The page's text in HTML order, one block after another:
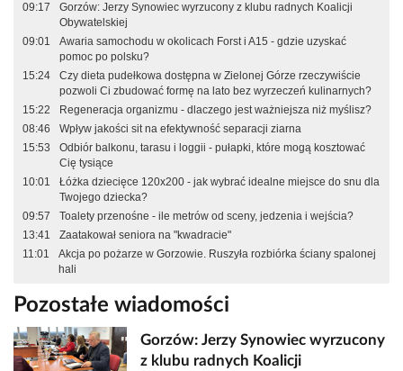
09:17
Gorzów: Jerzy Synowiec wyrzucony z klubu radnych Koalicji
Obywatelskiej
09:01
Awaria samochodu w okolicach Forst i A15 - gdzie uzyskać
pomoc po polsku?
15:24
Czy dieta pudełkowa dostępna w Zielonej Górze rzeczywiście
pozwoli Ci zbudować formę na lato bez wyrzeczeń kulinarnych?
15:22
Regeneracja organizmu - dlaczego jest ważniejsza niż myślisz?
08:46
Wpływ jakości sit na efektywność separacji ziarna
15:53
Odbiór balkonu, tarasu i loggii - pułapki, które mogą kosztować
Cię tysiące
10:01
Łóżka dziecięce 120x200 - jak wybrać idealne miejsce do snu dla
Twojego dziecka?
09:57
Toalety przenośne - ile metrów od sceny, jedzenia i wejścia?
13:41
Zaatakował seniora na "kwadracie"
11:01
Akcja po pożarze w Gorzowie. Ruszyła rozbiórka ściany spalonej
hali
Pozostałe wiadomości
Gorzów: Jerzy Synowiec wyrzucony
z klubu radnych Koalicji